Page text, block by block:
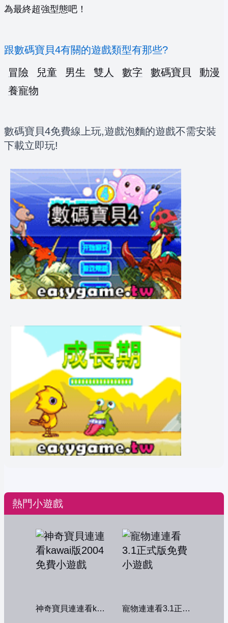
為最終超強型態吧！
跟數碼寶貝4有關的遊戲類型有那些?
冒險
兒童 男生 雙人 數字 數碼寶貝
動漫
養寵物
數碼寶貝4免費線上玩,遊戲泡麵的遊戲不需安裝
下載立即玩!
熱門小遊戲
神奇寶貝連連看kawai版2004 寵物連連看3.1正式版